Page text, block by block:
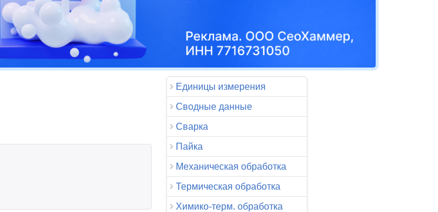
Единицы измерения
Сводные данные
Сварка
Пайка
Механическая обработка
Термическая обработка
Химико-терм. обработка